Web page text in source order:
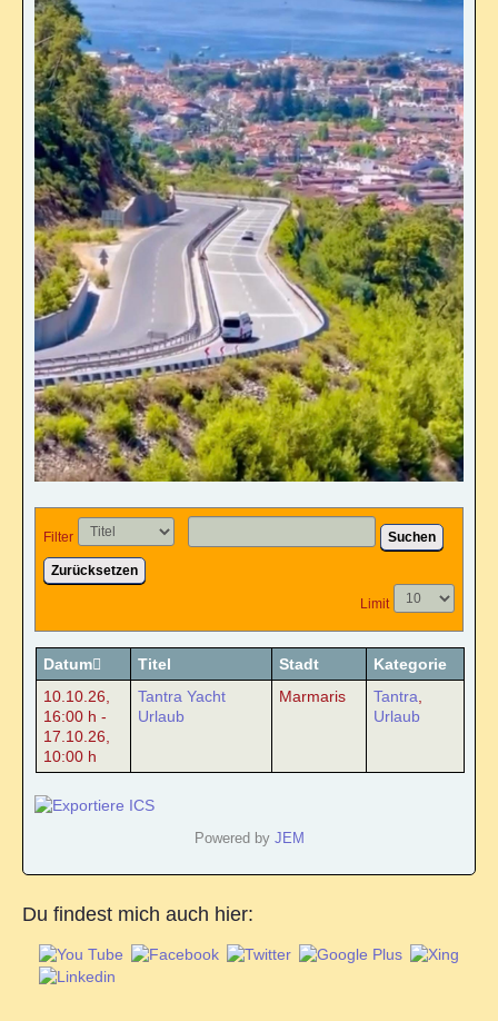
Filter Suchen
Zurücksetzen
Limit
Datum Titel Stadt
Kategorie
10.10.26,
16:00 h -
17.10.26,
10:00 h
Tantra Yacht
Urlaub
Marmaris Tantra,
Urlaub
Powered by JEM
Du findest mich auch hier: